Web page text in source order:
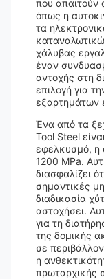
που απαιτούν
όπως η
τα
χάλυβας
έναν
αντοχής στη
επιλογή για
εξαρτημάτων
Ένα από τα
Tool Steel
εφελκυσμό, η
1200 MPa.
διασφαλίζει
σημαντικές
διαδικασία
αστοχήσει.
για τη
της δομικής
σε
η
πρωταρχικής